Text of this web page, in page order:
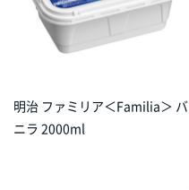
明治 ファミリア＜Familia＞ バ
ニラ 2000ml